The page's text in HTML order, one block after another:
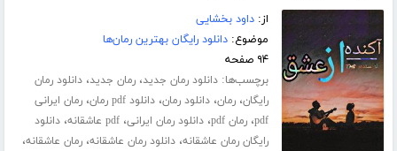
از:داود بخشایی
موضوع:دانلود رایگان بهترین رمان‌ها
۹۴ صفحه
برچسب‌ها:دانلود رمان جدید،رمان جدید،دانلود رمان
رایگان،رمان،دانلود رمان،دانلود pdf رمان ،رمان ایرانی
pdf،رمان pdf ،دانلود رمان ایرانی،pdf عاشقانه ،دانلود
رایگان رمان عاشقانه،دانلود رمان عاشقانه،رمان عاشقانه،